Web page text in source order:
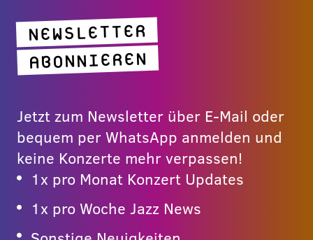
NEWSLETTER
ABONNIEREN
Jetzt zum Newsletter über E-Mail oder
bequem per WhatsApp anmelden und
keine Konzerte mehr verpassen!
1x pro Monat Konzert Updates
1x pro Woche Jazz News